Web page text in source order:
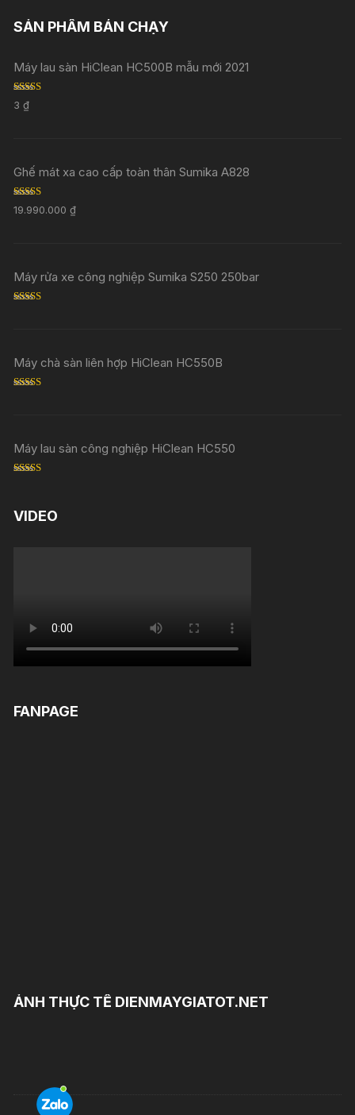
SẢN PHẨM BÁN CHẠY
Máy lau sàn HiClean HC500B mẫu mới 2021
Rated
out of 5
3₫
Ghế mát xa cao cấp toàn thân Sumika A828
Rated5.00
out of 5
19.990.000₫
Máy rửa xe công nghiệp Sumika S250 250bar
Máy chà sàn liên hợp HiClean HC550B
Máy lau sàn công nghiệp HiClean HC550
VIDEO
FANPAGE
ẢNH THỰC TẾ DIENMAYGIATOT.NET